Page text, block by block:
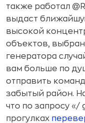
также работал
выдаст
высокой
объектов,
генератора
вам больше по
отправить
забытый район.
что по запросу
прогулках